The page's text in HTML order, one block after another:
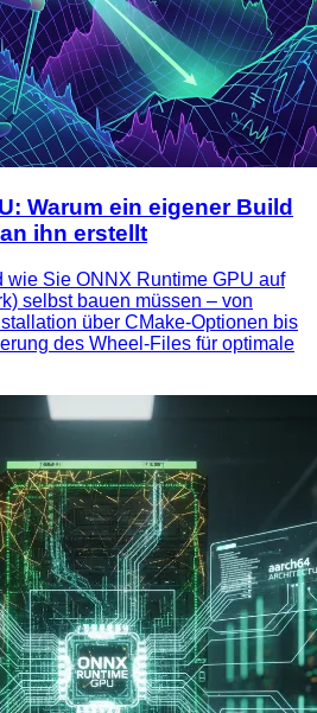
Warum ein eigener Build
ihn erstellt
wie Sie ONNX Runtime GPU auf
selbst bauen müssen – von
über CMake‑Optionen bis
des Wheel‑Files für optimale